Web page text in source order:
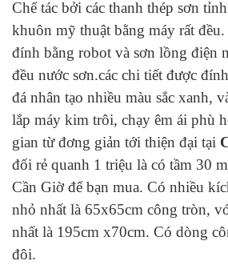
Chế tác bởi các thanh thép sơn
khuôn mỹ thuật bằng máy rất đều.
đính bằng robot và sơn lồng điện
đều nước sơn.các chi tiết được
đá nhân tạo nhiều màu sắc xanh,
lắp máy kim trôi, chạy êm ái phù
gian từ đơng giản tới thiện đại tại
đối rẻ quanh 1 triệu là có tầm 30
Cần Giờ để bạn mua. Có nhiều
nhỏ nhất là 65x65cm công tròn,
nhất là 195cm x70cm. Có dòng
đôi.